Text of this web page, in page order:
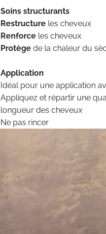
Soins structurants
Restructure les cheveux
Renforce les cheveux
Protège de la chaleur du
Application
Idéal pour une application
Appliquez et répartir une
longueur des cheveux
Ne pas rincer